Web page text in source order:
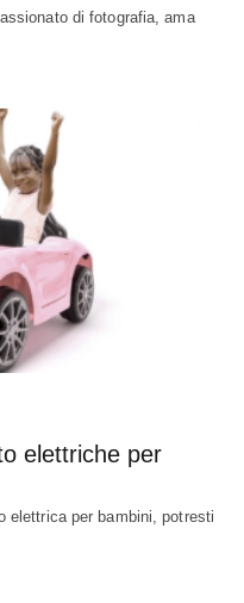
di fotografia, ama
elettriche per
elettrica per bambini, potresti